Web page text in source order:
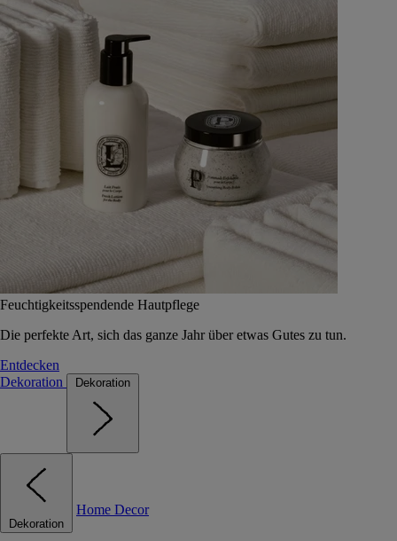
Feuchtigkeitsspendende Hautpflege
Die perfekte Art, sich das ganze Jahr über etwas Gutes zu tun.
Entdecken
Dekoration
Dekoration
Dekoration
Home Decor